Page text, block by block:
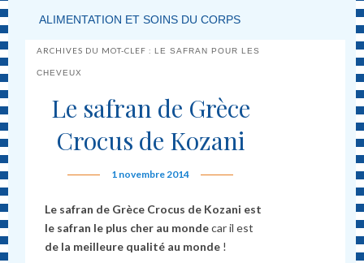
ALIMENTATION ET SOINS DU CORPS
ARCHIVES DU MOT-CLEF :LE SAFRAN POUR LES
CHEVEUX
Le safran de Grèce
Crocus de Kozani
1 novembre 2014
Le safran de Grèce Crocus de Kozani est
le safran le plus cher au mondecar il est
de la meilleure qualité au monde !